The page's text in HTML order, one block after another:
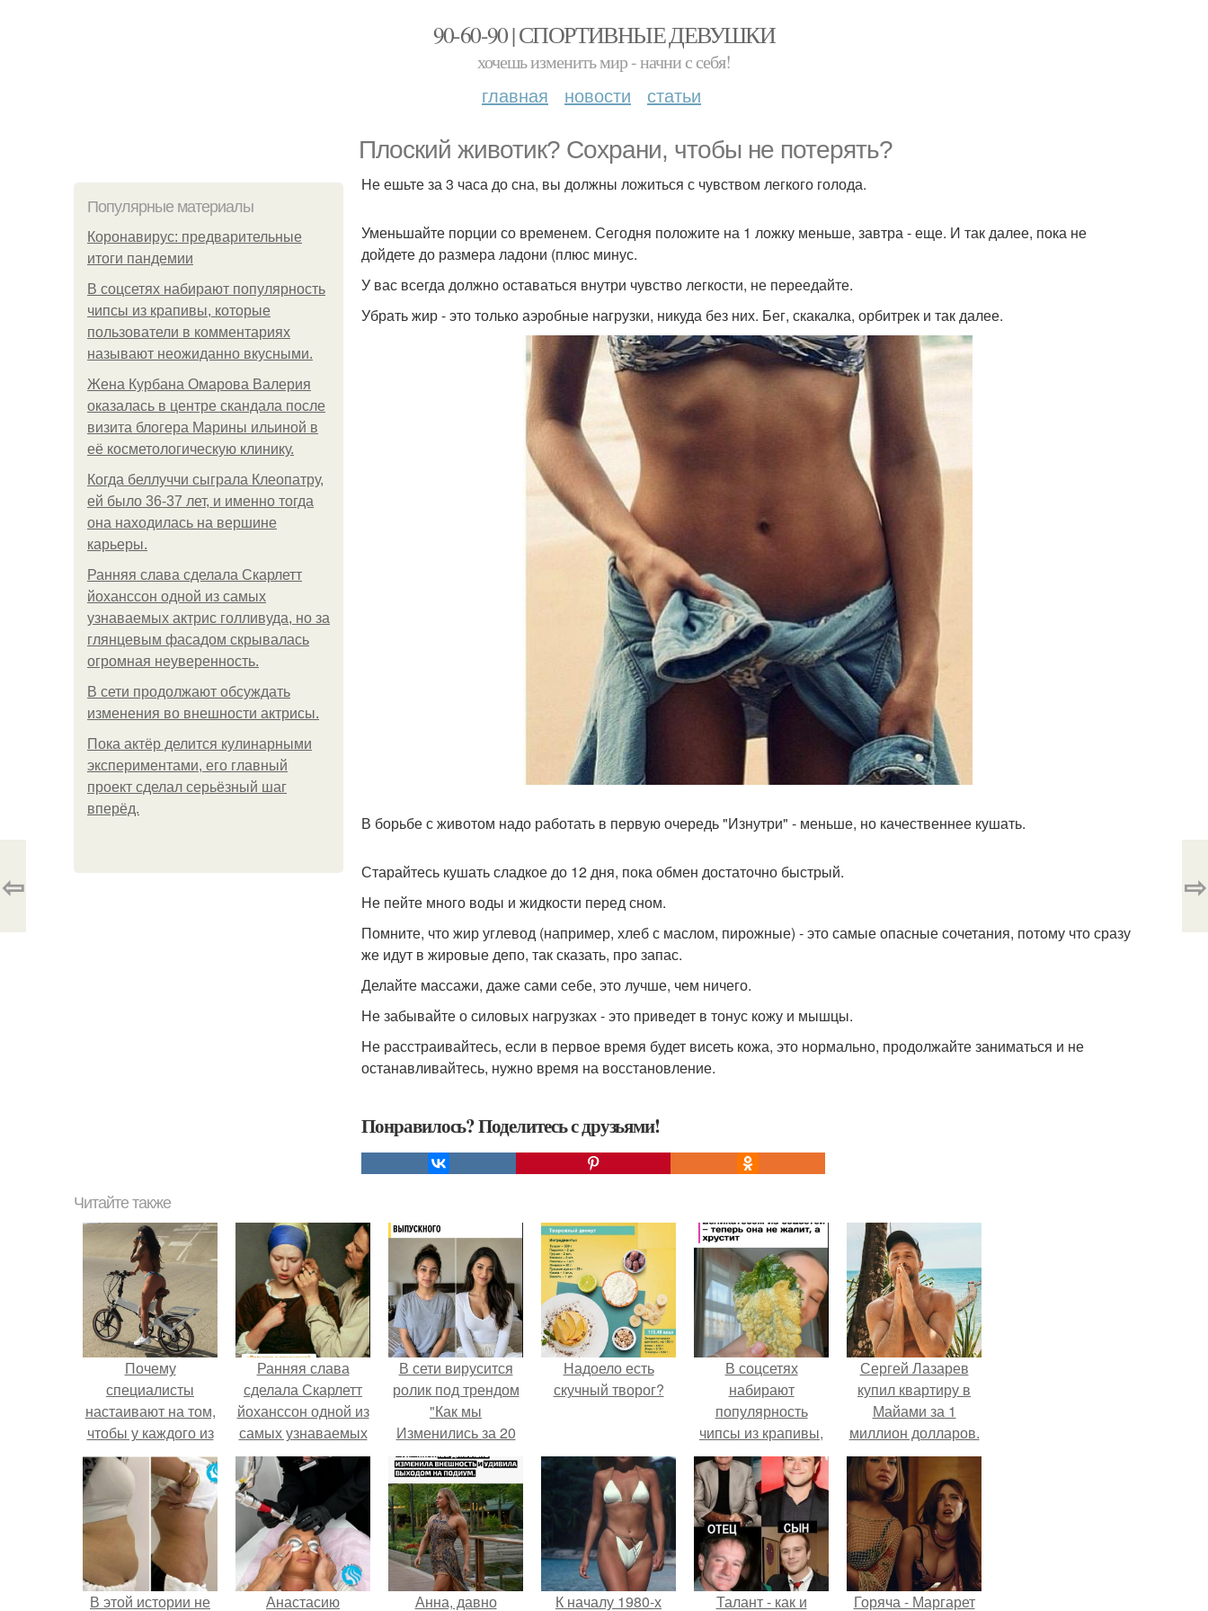
90-60-90 | СПОРТИВНЫЕ ДЕВУШКИ
хочешь изменить мир - начни с себя!
главная новости статьи
Плоский животик? Сохрани, чтобы не потерять?
Популярные материалы
Коронавирус: предварительные
итоги пандемии
В соцсетях набирают популярность
чипсы из крапивы, которые
пользователи в комментариях
называют неожиданно вкусными.
Жена Курбана Омарова Валерия
оказалась в центре скандала после
визита блогера Марины ильиной в
её косметологическую клинику.
Когда беллуччи сыграла Клеопатру,
ей было 36-37 лет, и именно тогда
она находилась на вершине
карьеры.
Ранняя слава сделала Скарлетт
йоханссон одной из самых
узнаваемых актрис голливуда, но за
глянцевым фасадом скрывалась
огромная неуверенность.
В сети продолжают обсуждать
изменения во внешности актрисы.
Пока актёр делится кулинарными
экспериментами, его главный
проект сделал серьёзный шаг
вперёд.
Не ешьте за 3 часа до сна, вы должны ложиться с чувством легкого голода.
Уменьшайте порции со временем. Сегодня положите на 1 ложку меньше, завтра - еще. И так далее, пока не
дойдете до размера ладони (плюс минус.
У вас всегда должно оставаться внутри чувство легкости, не переедайте.
Убрать жир - это только аэробные нагрузки, никуда без них. Бег, скакалка, орбитрек и так далее.
В борьбе с животом надо работать в первую очередь "Изнутри" - меньше, но качественнее кушать.
Старайтесь кушать сладкое до 12 дня, пока обмен достаточно быстрый.
Не пейте много воды и жидкости перед сном.
Помните, что жир углевод (например, хлеб с маслом, пирожные) - это самые опасные сочетания, потому что сразу
же идут в жировые депо, так сказать, про запас.
Делайте массажи, даже сами себе, это лучше, чем ничего.
Не забывайте о силовых нагрузках - это приведет в тонус кожу и мышцы.
Не расстраивайтесь, если в первое время будет висеть кожа, это нормально, продолжайте заниматься и не
останавливайтесь, нужно время на восстановление.
Понравилось? Поделитесь с друзьями!
⇦ ⇨
Читайте также
Почему
специалисты
настаивают на том,
чтобы у каждого из
нас были
кардионагрузки?
Ранняя слава
сделала Скарлетт
йоханссон одной из
самых узнаваемых
актрис голливуда,
но за глянцевым
фасадом
скрывалась
огромная
неуверенность.
В сети вирусится
ролик под трендом
"Как мы
Изменились за 20
лет".
Надоело есть
скучный творог?
В соцсетях
набирают
популярность
чипсы из крапивы,
которые
пользователи в
комментариях
называют
неожиданно
вкусными.
Сергей Лазарев
купил квартиру в
Майами за 1
миллион долларов.
В этой истории не Анастасию Анна, давно К началу 1980-х Талант - как и Горяча - Маргарет